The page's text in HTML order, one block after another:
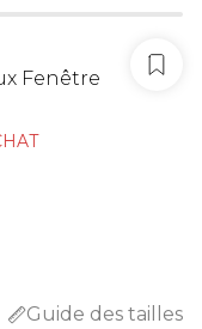
Fenêtre
Guide des tailles